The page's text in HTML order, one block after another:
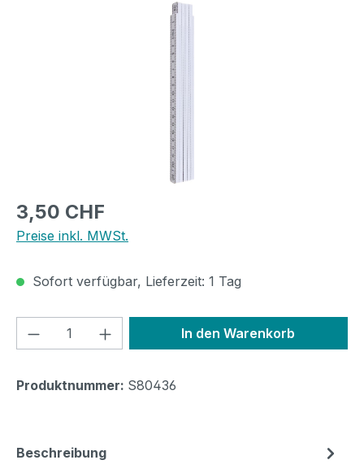
Bildergalerie überspringen
Regulärer Preis:
3,50 CHF
Preise inkl. MWSt.
Sofort verfügbar, Lieferzeit: 1 Tag
Produkt Anzahl: Gib denIn den Warenkorb
Produktnummer: S80436
Beschreibung